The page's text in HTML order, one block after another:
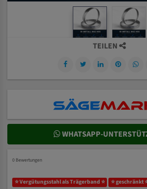
TEILEN
WHATSAPP-
0 Bewertungen
⭐ Vergütungsstahl als Trägerband ⭐
⭐ geschränkt